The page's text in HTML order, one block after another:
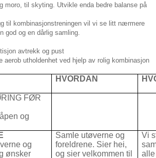
moro, til skyting. Utvikle enda bedre balanse på
til kombinasjonstreningen vil vi se litt nærmere
god og en dårlig samling.
avtrekk og pust
aerob utholdenhet ved hjelp av rolig kombinasjon
HVORDAN
FØR
og
og
ønsker
Samle utøverne og
foreldrene. Sier hei,
og sier velkommen til
Vi